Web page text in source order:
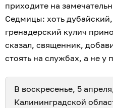
приходите на
Седмицы: хоть
гренадерский кулич
сказал, священник,
стоять на службах, а не у
В воскресенье, 5
Калининградской